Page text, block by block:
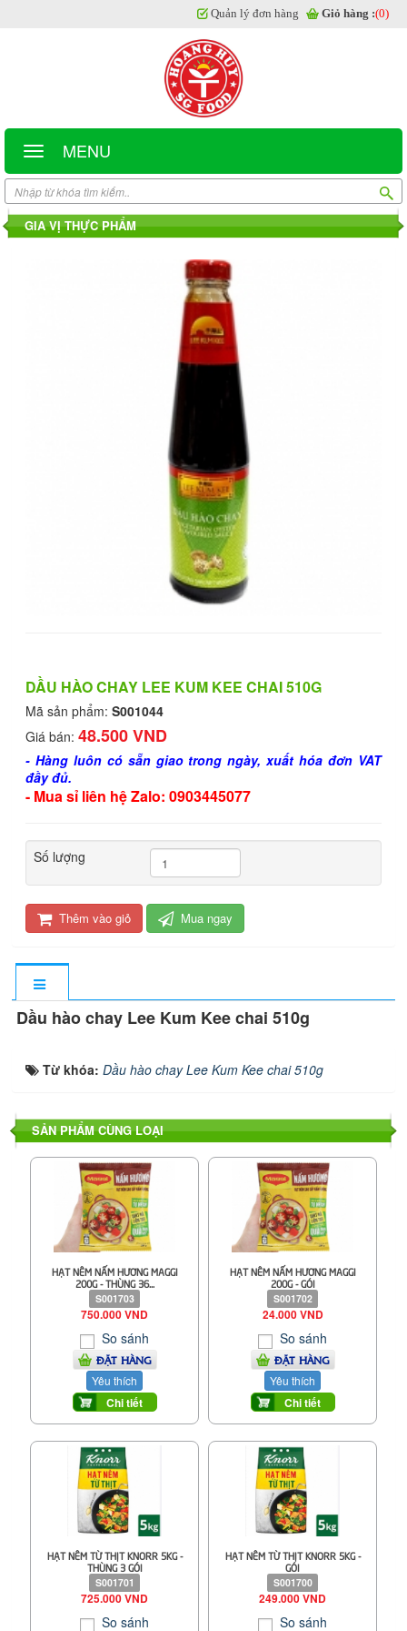
MENU
Quản lý đơn hàng Giỏ hàng :(0)
GIA VỊ THỰC PHẨM
DẦU HÀO CHAY LEE KUM KEE CHAI 510G
Mã sản phẩm: S001044
Giá bán: 48.500 VND
- Hàng luôn có sẵn giao trong ngày, xuất hóa đơn VAT
đầy đủ.
- Mua sỉ liên hệ Zalo: 0903445077
Số lượng
Thêm vào giỏ Mua ngay
Dầu hào chay Lee Kum Kee chai 510g
Từ khóa: Dầu hào chay Lee Kum Kee chai 510g
SẢN PHẨM CÙNG LOẠI
HẠT NÊM NẤM HƯƠNG MAGGI
200G - THÙNG 36...
S001703
750.000 VND
So sánh
ĐẶT HÀNG
Yêu thích
Chi tiết
HẠT NÊM NẤM HƯƠNG MAGGI
200G - GÓI
S001702
24.000 VND
So sánh
ĐẶT HÀNG
Yêu thích
Chi tiết
HẠT NÊM TỪ THỊT KNORR 5KG -
THÙNG 3 GÓI
S001701
725.000 VND
So sánh
HẠT NÊM TỪ THỊT KNORR 5KG -
GÓI
S001700
249.000 VND
So sánh